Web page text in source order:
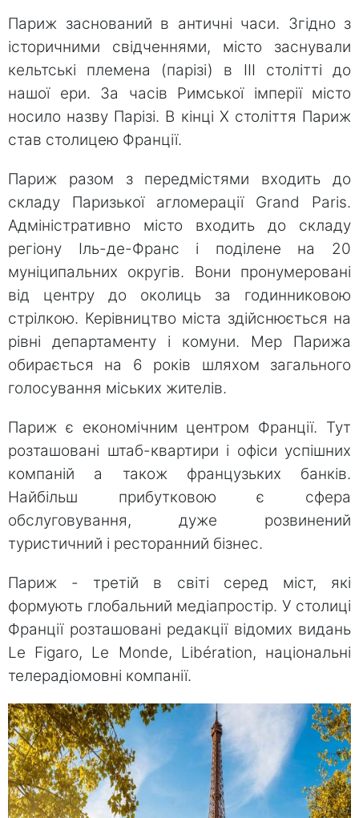
Париж заснований в античні часи. Згідно з
історичними свідченнями, місто заснували
кельтські племена (парізі) в III столітті до
нашої ери. За часів Римської імперії місто
носило назву Парізі. В кінці Х століття Париж
став столицею Франції.
Париж разом з передмістями входить до
складу Паризької агломерації Grand Paris.
Адміністративно місто входить до складу
регіону Іль-де-Франс і поділене на 20
муніципальних округів. Вони пронумеровані
від центру до околиць за годинниковою
стрілкою. Керівництво міста здійснюється на
рівні департаменту і комуни. Мер Парижа
обирається на 6 років шляхом загального
голосування міських жителів.
Париж є економічним центром Франції. Тут
розташовані штаб-квартири і офіси успішних
компаній а також французьких банків.
Найбільш прибутковою є сфера
обслуговування, дуже розвинений
туристичний і ресторанний бізнес.
Париж - третій в світі серед міст, які
формують глобальний медіапростір. У столиці
Франції розташовані редакції відомих видань
Le Figaro, Le Monde, Libération, національні
телерадіомовні компанії.